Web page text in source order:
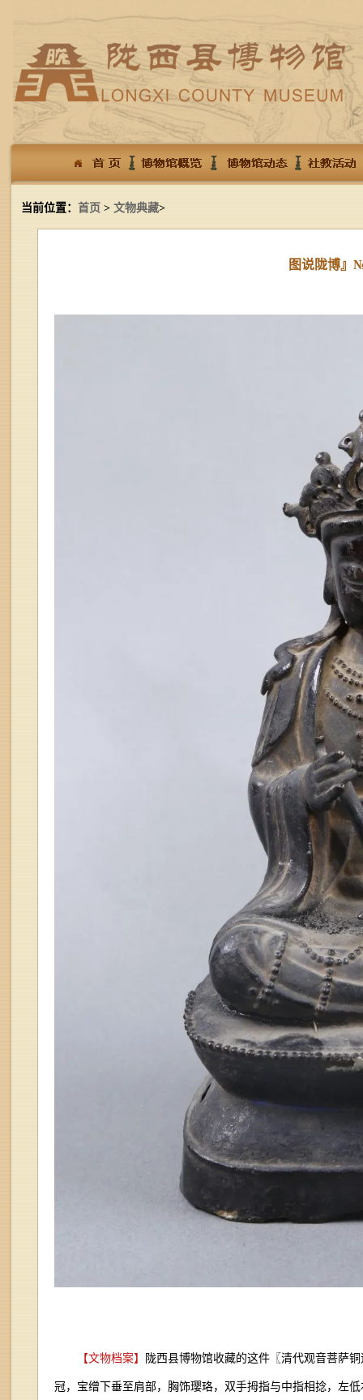
当前位置： 首页 > 文物典藏>
图说陇博』
【文物档案】 陇西县博物馆收藏的这件〖清代观音菩萨
冠，宝缯下垂至肩部，胸饰璎珞，双手拇指与中指相捻，左